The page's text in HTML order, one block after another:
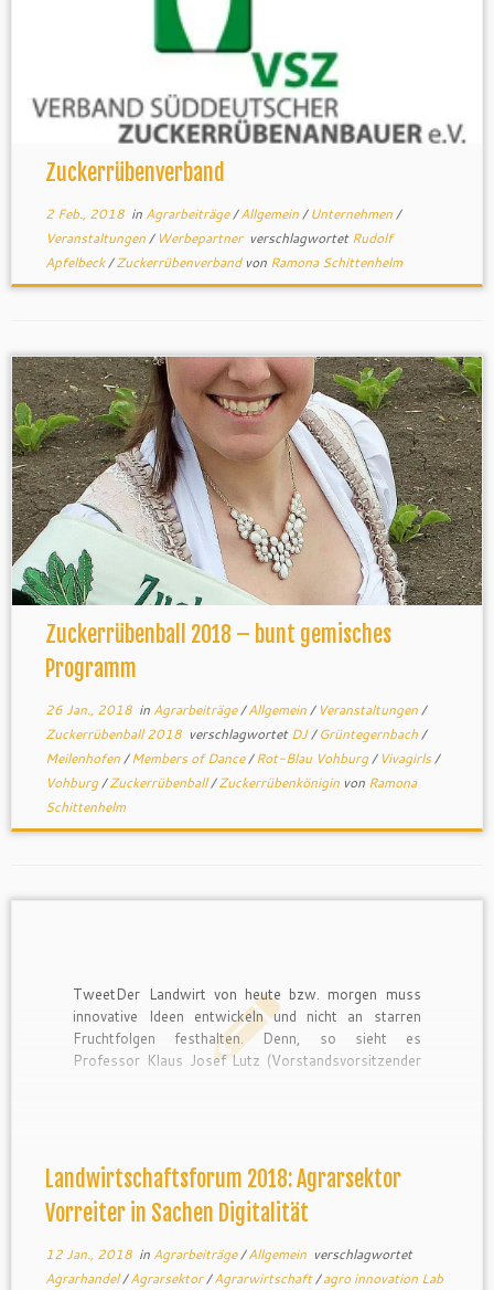
Zuckerrübenverband
2 Feb., 2018in Agrarbeiträge/Allgemein/Unternehmen/
Veranstaltungen/ Werbepartner verschlagwortetRudolf
Apfelbeck/Zuckerrübenverband von Ramona Schittenhelm
Zuckerrübenball 2018 – bunt gemisches
Programm
26 Jan., 2018in Agrarbeiträge/Allgemein/ Veranstaltungen/
Zuckerrübenball 2018 verschlagwortetDJ/Grüntegernbach/
Meilenhofen/Members of Dance/Rot-Blau Vohburg/ Vivagirls/
Vohburg/Zuckerrübenball/Zuckerrübenkönigin von Ramona
Schittenhelm
TweetDer Landwirt von heute bzw. morgen muss
innovative Ideen entwickeln und nicht an starren
Fruchtfolgen festhalten. Denn, so sieht es
Professor Klaus Josef Lutz (Vorstandsvorsitzender
Landwirtschaftsforum 2018: Agrarsektor
Vorreiter in Sachen Digitalität
12 Jan., 2018in Agrarbeiträge/Allgemein verschlagwortet
Agrarhandel/Agrarsektor/Agrarwirtschaft/agro innovation Lab